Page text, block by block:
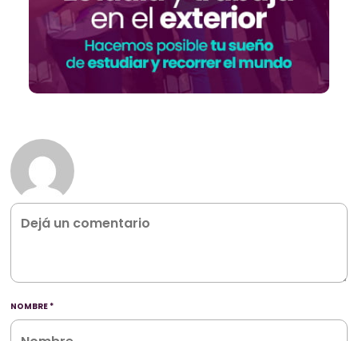
NOMBRE *